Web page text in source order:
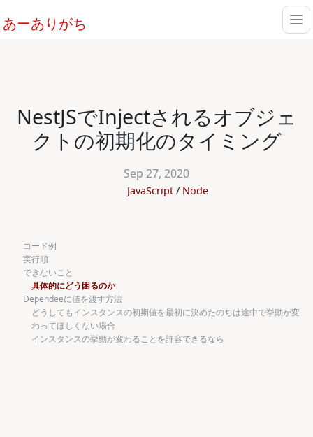
あーありがち
NestJSでInjectされるオブジェ
クトの初期化のタイミング
Sep 27, 2020
JavaScript Node
コード例
実行順
できないこと
具体的にどう困るのか
Dependeeに値を渡す方法
どうしてもインスタンスの初期値を最初に決めたのちは途中で挙動が変
わってほしくない場合
インスタンスの挙動が変わることを許容できるなら